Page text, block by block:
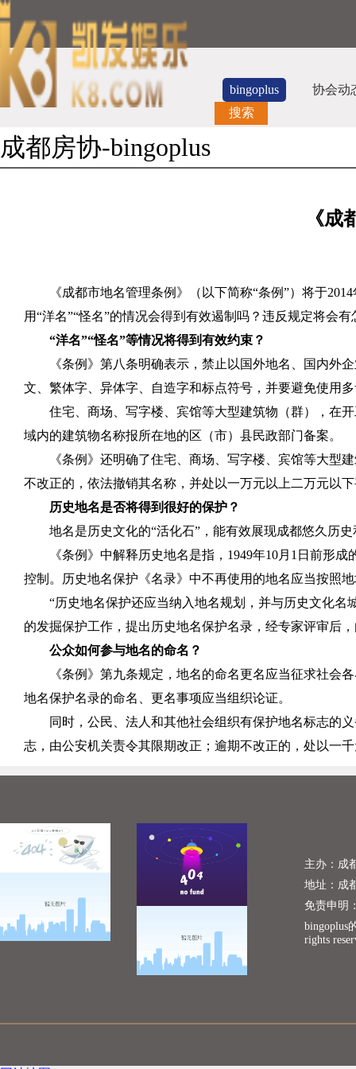
bingoplus
协会动
搜索
成都房协-bingoplus
《
《成都市地名管理条例》（以下简称“条例”）将于2014
用“洋名”“怪名”的情况会得到有效遏制吗？违反规定将会
“洋名”“怪名”等情况将得到有效约束？
《条例》第八条明确表示，禁止以国外地名、国内外
文、繁体字、异体字、自造字和标点符号，并要避免使用
住宅、商场、写字楼、宾馆等大型建筑物（群），在
域内的建筑物名称报所在地的区（市）县民政部门备案。
《条例》还明确了住宅、商场、写字楼、宾馆等大型
不改正的，依法撤销其名称，并处以一万元以上二万元以
历史地名是否将得到很好的保护？
地名是历史文化的“活化石”，能有效展现成都悠久历
《条例》中解释历史地名是指， 1949年10月 1 日前形成
控制。历史地名保护《名录》中不再使用的地名应当按照
“历史地名保护还应当纳入地名规划，并与历史文化
的发掘保护工作，提出历史地名保护名录，经专家评审后
公众如何参与地名的命名？
《条例》第九条规定，地名的命名更名应当征求社会
地名保护名录的命名、更名事项应当组织论证。
同时，公民、法人和其他社会组织有保护地名标志的
志，由公安机关责令其限期改正；逾期不改正的，处以一
主办：成
地址：成
免责申明
bingoplus
rights